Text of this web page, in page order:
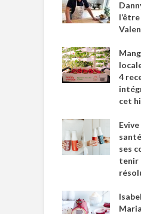
4
cet
ses
tenir